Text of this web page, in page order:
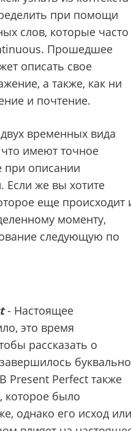
при помощи
слов, которые часто
Прошедшее
описать свое
а также, как ни
и почтение.
временных вида
имеют точное
при описании
же вы хотите
еще происходит
моменту,
следующую по
- Настоящее
это время
рассказать о
буквально
Present Perfect также
которое было
однако его исход или